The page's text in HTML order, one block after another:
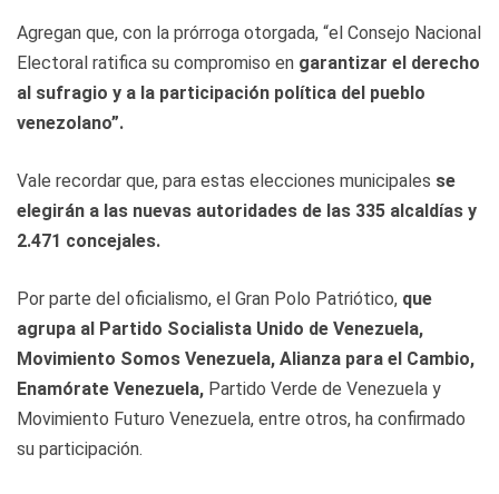
Agregan que, con la prórroga otorgada, “el Consejo Nacional
Electoral ratifica su compromiso en garantizar el derecho
al sufragio y a la participación política del pueblo
venezolano”.
Vale recordar que, para estas elecciones municipales se
elegirán a las nuevas autoridades de las 335 alcaldías y
2.471 concejales.
Por parte del oficialismo, el Gran Polo Patriótico, que
agrupa al Partido Socialista Unido de Venezuela,
Movimiento Somos Venezuela, Alianza para el Cambio,
Enamórate Venezuela, Partido Verde de Venezuela y
Movimiento Futuro Venezuela, entre otros, ha confirmado
su participación.